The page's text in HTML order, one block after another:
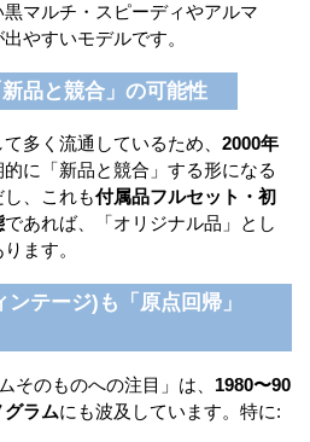
マルチ・スピーディやアルマ
やすいモデルです。
品と競合」の可能性
多く流通しているため、 2000年
的に「新品と競合」する形になる
、これも付属品フルセット・初
であれば、「オリジナル品」とし
ます。
テージ)も「原点回帰」
そのものへの注目」は、 1980〜90
ラムにも波及しています。特に: